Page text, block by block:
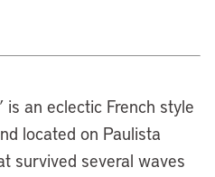
is an eclectic French style
located on Paulista
survived several waves